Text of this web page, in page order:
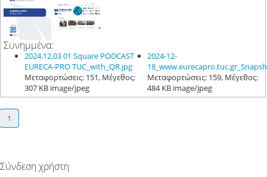
Συνημμένα:
2024.12.03 01 Square PODCAST
EURECA-PRO TUC_with_QR.jpg
Μεταφορτώσεις: 151, Μέγεθος:
307 KB image/jpeg
2024-12-
Μεταφορτώσεις: 159, Μέγεθος:
484 KB image/jpeg
1
Σύνδεση χρήστη